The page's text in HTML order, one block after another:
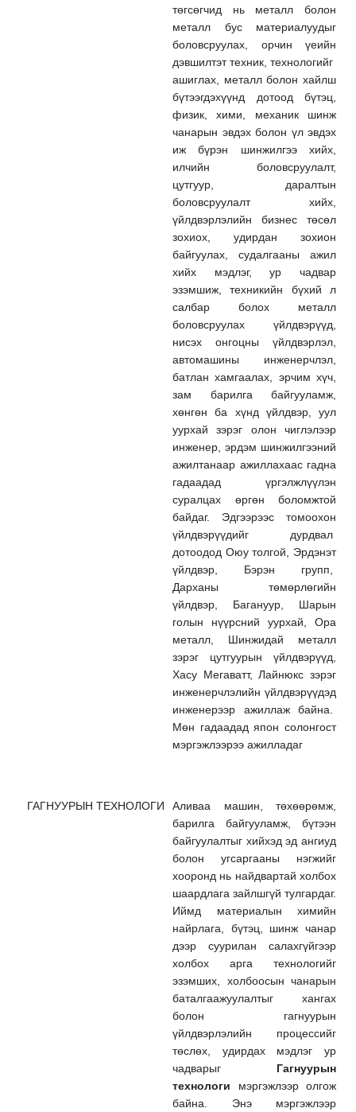
төгсөгчид нь металл болон
металл бус материалуудыг
боловсруулах, орчин үеийн
дэвшилтэт техник, технологийг
ашиглах, металл болон хайлш
бүтээгдэхүүнд дотоод бүтэц,
физик, хими, механик шинж
чанарын эвдэх болон үл эвдэх
иж бүрэн шинжилгээ хийх,
илчийн боловсруулалт,
цутгуур, даралтын
боловсруулалт хийх,
үйлдвэрлэлийн бизнес төсөл
зохиох, удирдан зохион
байгуулах, судалгааны ажил
хийх мэдлэг, ур чадвар
эзэмшиж, техникийн бүхий л
салбар болох металл
боловсруулах үйлдвэрүүд,
нисэх онгоцны үйлдвэрлэл,
автомашины инженерчлэл,
батлан хамгаалах, эрчим хүч,
зам барилга байгууламж,
хөнгөн ба хүнд үйлдвэр, уул
уурхай зэрэг олон чиглэлээр
инженер, эрдэм шинжилгээний
ажилтанаар ажиллахаас гадна
гадаадад үргэлжлүүлэн
суралцах өргөн боломжтой
байдаг. Эдгээрээс томоохон
үйлдвэрүүдийг дурдвал
дотоодод Оюу толгой, Эрдэнэт
үйлдвэр, Бэрэн групп,
Дарханы төмөрлөгийн
үйлдвэр, Багануур, Шарын
голын нүүрсний уурхай, Ора
металл, Шинжидай металл
зэрэг цутгуурын үйлдвэрүүд,
Хасу Мегаватт, Лайнюкс зэрэг
инженерчлэлийн үйлдвэрүүдэд
инженерээр ажиллаж байна.
Мөн гадаадад япон солонгост
мэргэжлээрээ ажилладаг
ГАГНУУРЫН ТЕХНОЛОГИ
Аливаа машин, төхөөрөмж,
барилга байгууламж, бүтээн
байгуулалтыг хийхэд эд ангиуд
болон угсаргааны нэгжийг
хооронд нь найдвартай холбох
шаардлага зайлшгүй тулгардаг.
Иймд материалын химийн
найрлага, бүтэц, шинж чанар
дээр суурилан салахгүйгээр
холбох арга технологийг
эзэмших, холбоосын чанарын
баталгаажуулалтыг хангах
болон гагнуурын
үйлдвэрлэлийн процессийг
төслөх, удирдах мэдлэг ур
чадварыг Гагнуурын
технологи мэргэжлээр олгож
байна. Энэ мэргэжлээр